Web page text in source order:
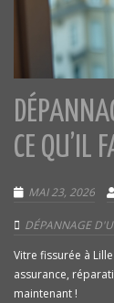
CE QU’IL
MAI 23, 2026
DÉPANNAGE
Vitre fissurée à
assurance,
maintenant !